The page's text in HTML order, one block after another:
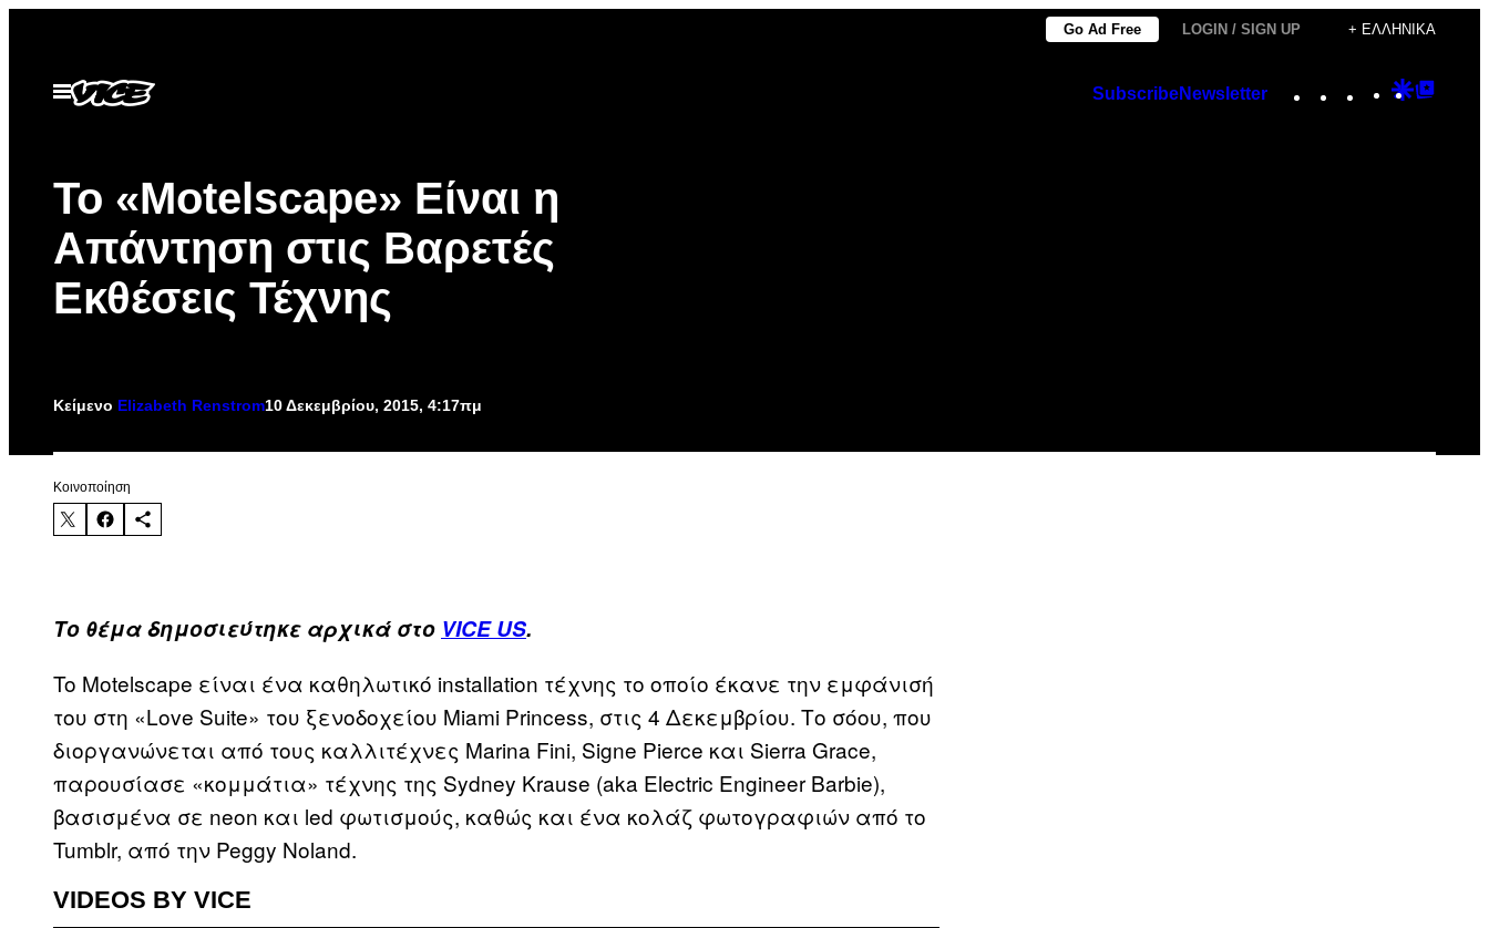
περιεχόμενο
Go Ad Free LOGIN / SIGN UP + ΕΛΛΗΝΙΚΆ
Ανοίξτε
το
SubscribeNewsletter Instagram
TikTok
YouTube
Google
Το «Motelscape» Είναι η
Απάντηση στις Βαρετές
Εκθέσεις Τέχνης
Κείμενο Elizabeth Renstrom10 Δεκεμβρίου, 2015, 4:17πμ
Kοινοποίηση
Το θέμα δημοσιεύτηκε αρχικά στο VICE US.
To Motelscape είναι ένα καθηλωτικό installation τέχνης το οποίο έκανε την εμφάνισή
του στη «Love Suite» του ξενοδοχείου Miami Princess, στις 4 Δεκεμβρίου. Το σόου, που
διοργανώνεται από τους καλλιτέχνες Μarina Fini, Signe Pierce και Sierra Grace,
παρουσίασε «κομμάτια» τέχνης της Sydney Krause (aka Electric Engineer Barbie),
βασισμένα σε neon και led φωτισμούς, καθώς και ένα κολάζ φωτογραφιών από το
Tumblr, από την Peggy Noland.
VIDEOS BY VICE